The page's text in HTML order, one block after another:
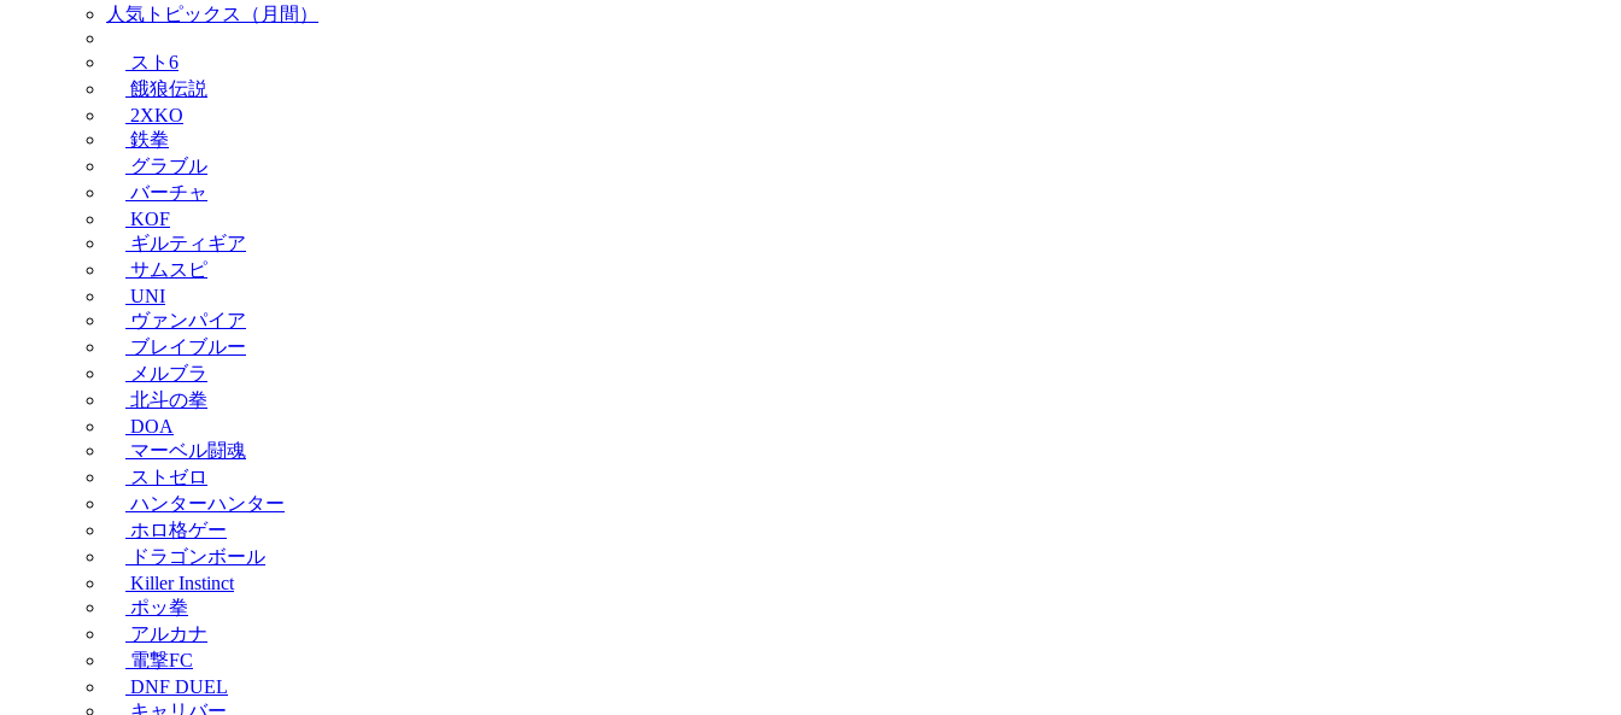
人気トピックス（月間）
スト6
餓狼伝説
2XKO
鉄拳
グラブル
バーチャ
KOF
ギルティギア
サムスピ
UNI
ヴァンパイア
ブレイブルー
メルブラ
北斗の拳
DOA
マーベル闘魂
ストゼロ
ハンターハンター
ホロ格ゲー
ドラゴンボール
Killer Instinct
ポッ拳
アルカナ
電撃FC
DNF DUEL
キャリバー